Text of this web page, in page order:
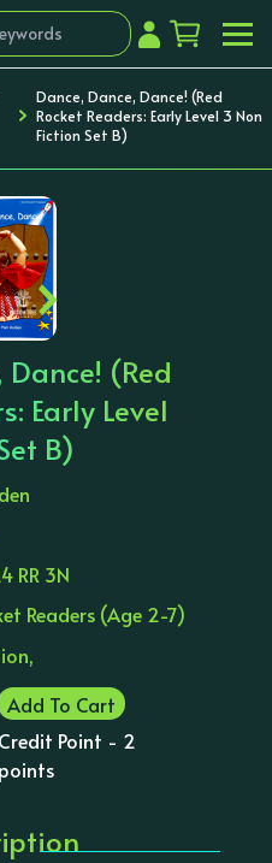
Dance, Dance, Dance! (Red
Rocket Readers: Early Level 3 Non
Fiction Set B)
›
Dance! (Red
Early Level
B)
RR 3N
Readers (Age 2-7)
Add To Cart
Credit Point - 2
points